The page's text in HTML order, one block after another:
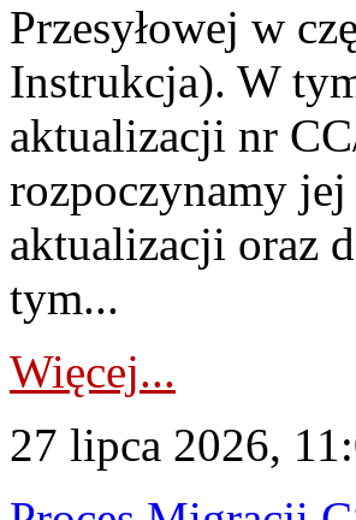
Przesyłowej w
Instrukcja). W
aktualizacji nr
rozpoczynamy
aktualizacji oraz
tym...
Więcej...
27 lipca 2026,